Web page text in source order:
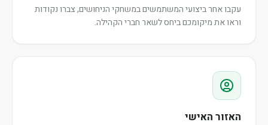
עקבו אחר ביצועי המשתמשים במשחקי הניחושים, צברו נקודות
וראו את מיקומכם ביחס לשאר חברי הקהילה.
האזור האישי